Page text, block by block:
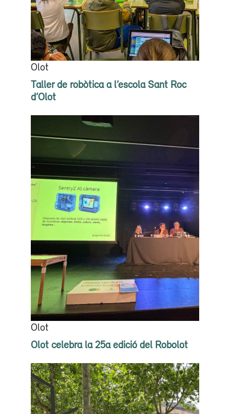
Olot
Taller de robòtica a l’escola Sant Roc
d’Olot
Olot
Olot celebra la 25a edició del Robolot